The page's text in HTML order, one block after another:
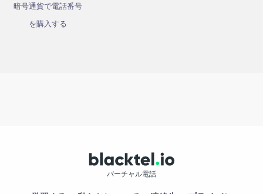
暗号通貨で電話番号
を購入する
バーチャル電話